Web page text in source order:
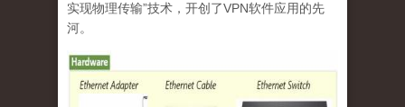
实现物理传输”技术，开创了VPN软件应用的先
河。